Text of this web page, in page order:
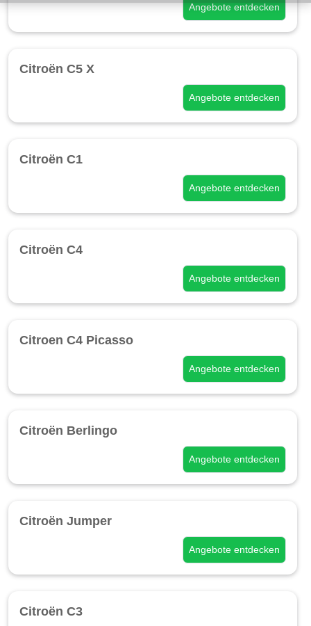
Angebote entdecken
Citroën C5 X
Angebote entdecken
Citroën C1
Angebote entdecken
Citroën C4
Angebote entdecken
Citroen C4 Picasso
Angebote entdecken
Citroën Berlingo
Angebote entdecken
Citroën Jumper
Angebote entdecken
Citroën C3